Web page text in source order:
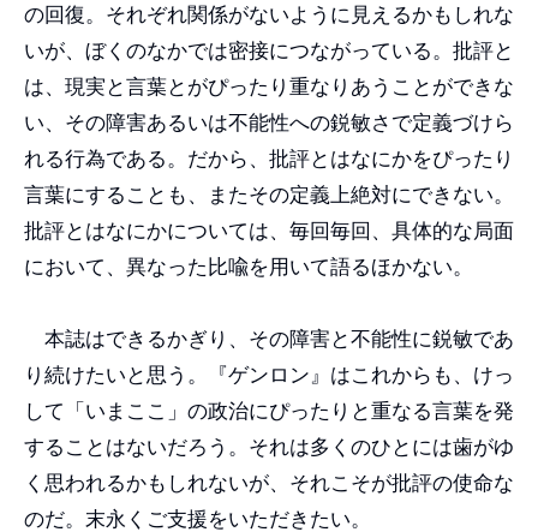
の回復。それぞれ関係がないように見えるかもしれな
いが、ぼくのなかでは密接につながっている。批評と
は、現実と言葉とがぴったり重なりあうことができな
い、その障害あるいは不能性への鋭敏さで定義づけら
れる行為である。だから、批評とはなにかをぴったり
言葉にすることも、またその定義上絶対にできない。
批評とはなにかについては、毎回毎回、具体的な局面
において、異なった比喩を用いて語るほかない。
本誌はできるかぎり、その障害と不能性に鋭敏であ
り続けたいと思う。『ゲンロン』はこれからも、けっ
して「いまここ」の政治にぴったりと重なる言葉を発
することはないだろう。それは多くのひとには歯がゆ
く思われるかもしれないが、それこそが批評の使命な
のだ。末永くご支援をいただきたい。